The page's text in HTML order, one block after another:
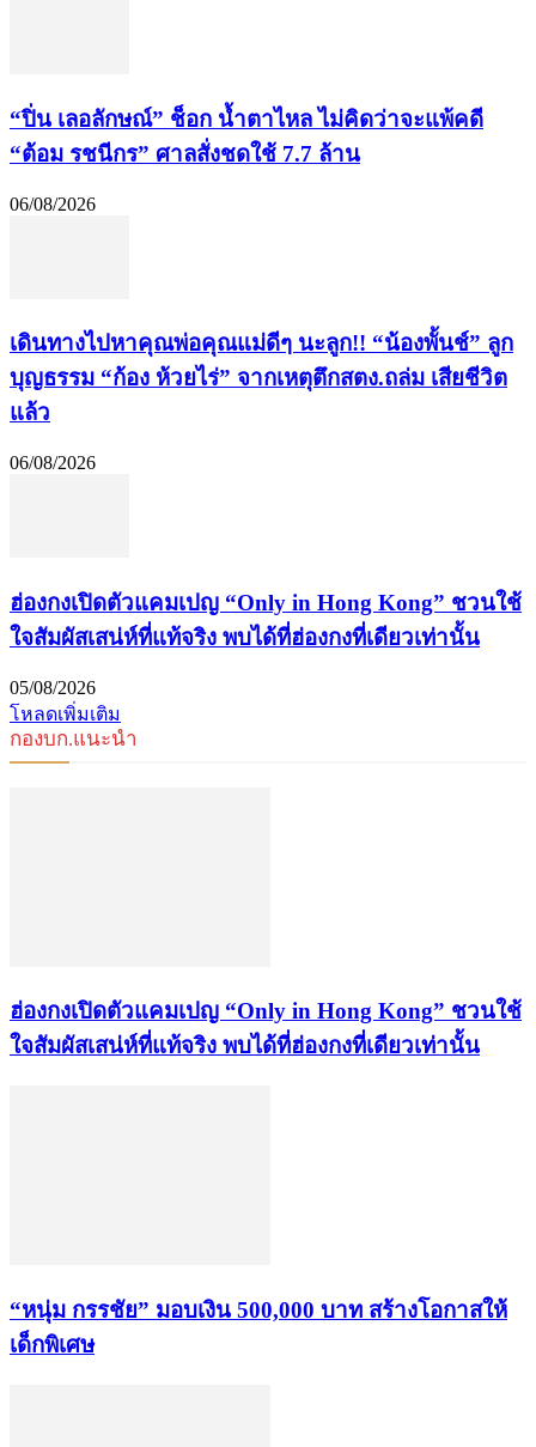
“ปิ่น เลอลักษณ์” ช็อก น้ำตาไหล ไม่คิดว่าจะแพ้คดี
“ต้อม รชนีกร” ศาลสั่งชดใช้ 7.7 ล้าน
06/08/2026
เดินทางไปหาคุณพ่อคุณแม่ดีๆ นะลูก!! “น้องพั้นช์” ลูก
บุญธรรม “ก้อง ห้วยไร่” จากเหตุตึกสตง.ถล่ม เสียชีวิต
แล้ว
06/08/2026
ฮ่องกงเปิดตัวแคมเปญ “Only in Hong Kong” ชวนใช้
ใจสัมผัสเสน่ห์ที่แท้จริง พบได้ที่ฮ่องกงที่เดียวเท่านั้น
05/08/2026
โหลดเพิ่มเติม
กองบก.แนะนำ
ฮ่องกงเปิดตัวแคมเปญ “Only in Hong Kong” ชวนใช้
ใจสัมผัสเสน่ห์ที่แท้จริง พบได้ที่ฮ่องกงที่เดียวเท่านั้น
“หนุ่ม กรรชัย” มอบเงิน 500,000 บาท สร้างโอกาสให้
เด็กพิเศษ